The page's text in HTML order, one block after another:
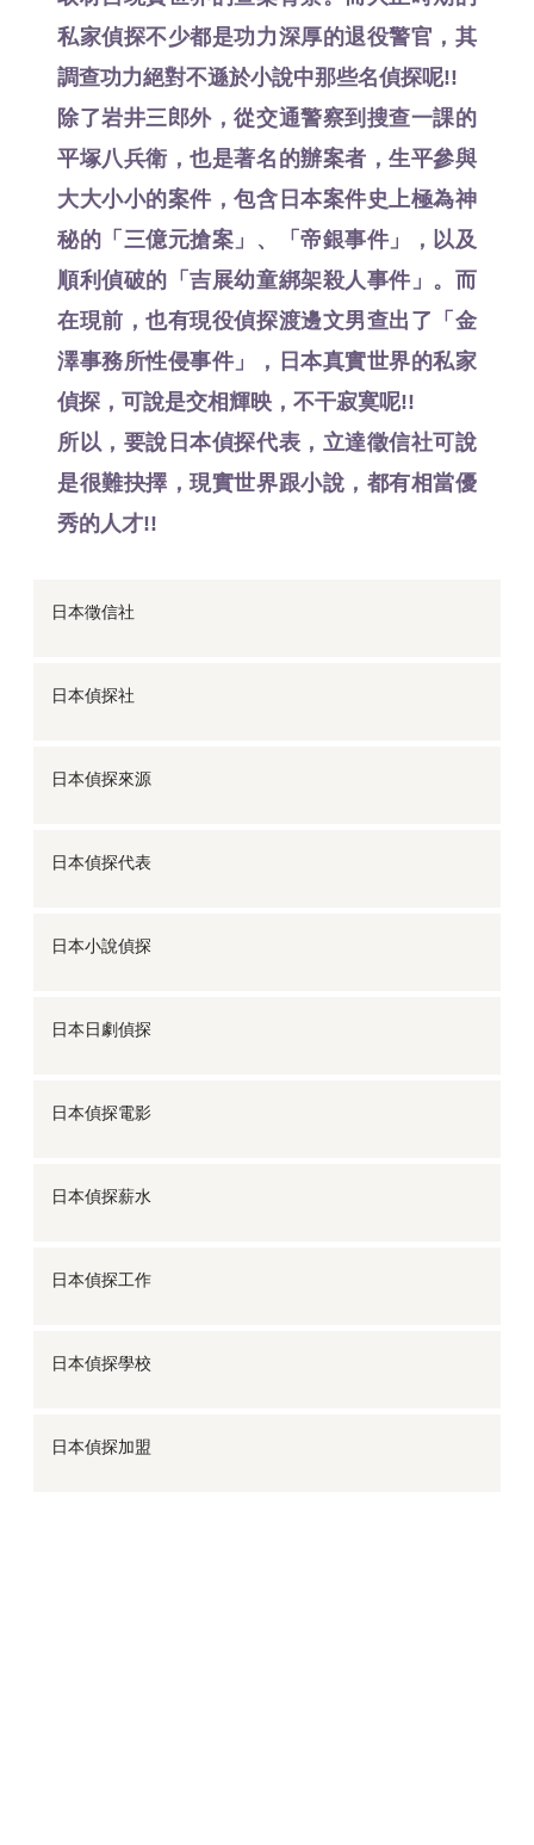
私家偵探不少都是功力深厚的退役警官，其
調查功力絕對不遜於小說中那些名偵探呢!!
除了岩井三郎外，從交通警察到搜查一課的
平塚八兵衛，也是著名的辦案者，生平參與
大大小小的案件，包含日本案件史上極為神
秘的「三億元搶案」、「帝銀事件」，以及
順利偵破的「吉展幼童綁架殺人事件」。而
在現前，也有現役偵探渡邊文男查出了「金
澤事務所性侵事件」，日本真實世界的私家
偵探，可說是交相輝映，不干寂寞呢!!
所以，要說日本偵探代表，立達徵信社可說
是很難抉擇，現實世界跟小說，都有相當優
秀的人才!!
日本徵信社
日本偵探社
日本偵探來源
日本偵探代表
日本小說偵探
日本日劇偵探
日本偵探電影
日本偵探薪水
日本偵探工作
日本偵探學校
日本偵探加盟